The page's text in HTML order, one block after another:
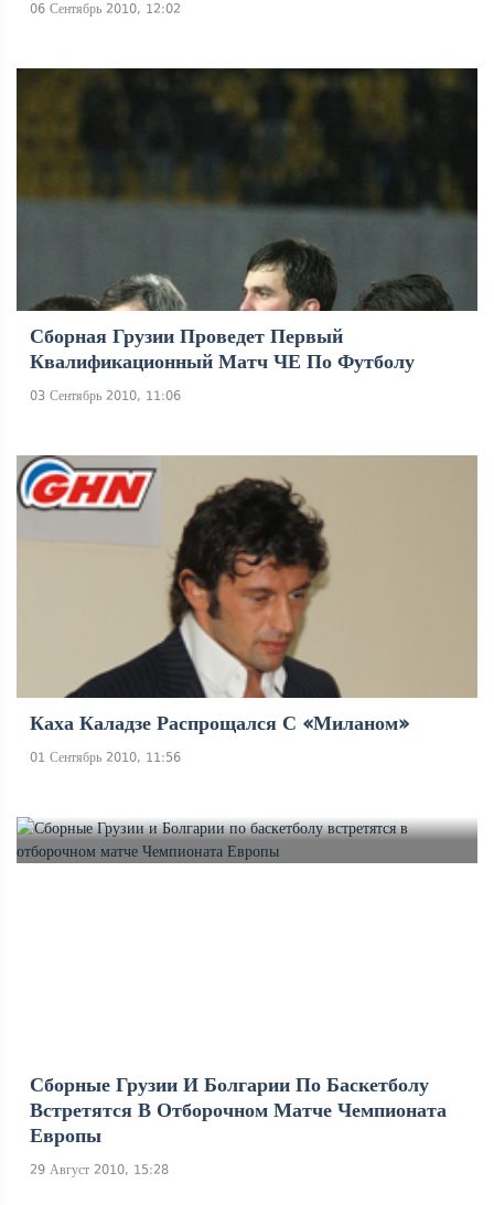
06 Сентябрь 2010, 12:02
Сборная Грузии Проведет Первый
Квалификационный Матч ЧЕ По Футболу
03 Сентябрь 2010, 11:06
Каха Каладзе Распрощался С «Миланом»
01 Сентябрь 2010, 11:56
Сборные Грузии И Болгарии По Баскетболу
Встретятся В Отборочном Матче Чемпионата
Европы
29 Август 2010, 15:28